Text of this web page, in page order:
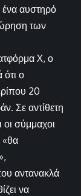
ένα αυστηρό
των
X, ο
ο
20
Σε αντίθετη
σύμμαχοι
«θα
αντανακλά
να